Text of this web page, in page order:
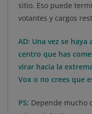
sitio. Eso puede
votantes y cargos
AD: Una vez se
centro que has
virar hacia la
Vox o no crees que
PS: Depende mucho